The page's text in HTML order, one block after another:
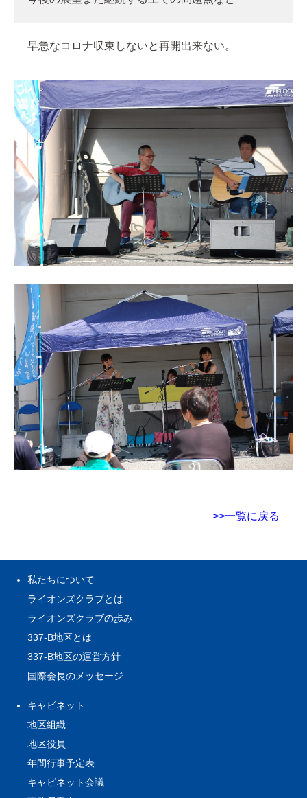
早急なコロナ収束しないと再開出来ない。
>>一覧に戻る
私たちについて
ライオンズクラブとは
ライオンズクラブの歩み
337-B地区とは
337-B地区の運営方針
国際会長のメッセージ
キャビネット
地区組織
地区役員
年間行事予定表
キャビネット会議